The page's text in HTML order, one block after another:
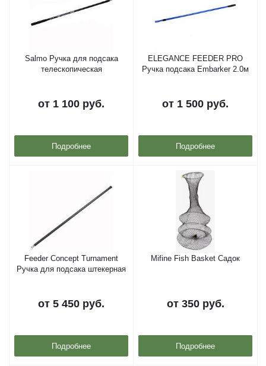
Salmo Ручка для подсака
телескопическая
от 1 100 руб.
Подробнее
ELEGANCE FEEDER PRO
Ручка подсака Embarker 2.0м
от 1 500 руб.
Подробнее
Feeder Concept Turnament
Ручка для подсака штекерная
от 5 450 руб.
Подробнее
Mifine Fish Basket Садок
от 350 руб.
Подробнее